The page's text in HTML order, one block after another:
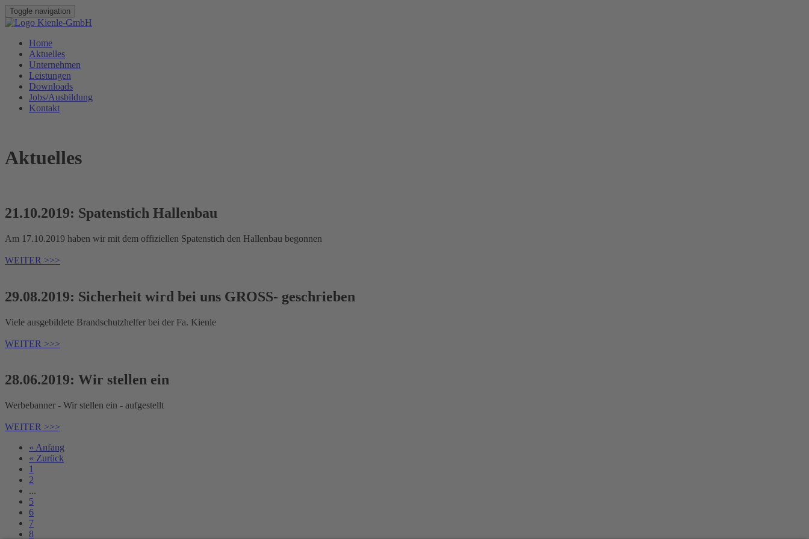
Toggle navigation
Home
Aktuelles
Unternehmen
Leistungen
Downloads
Jobs/Ausbildung
Kontakt
Aktuelles
21.10.2019: Spatenstich Hallenbau
Am 17.10.2019 haben wir mit dem offiziellen Spatenstich den Hallenbau begonnen
WEITER >>>
29.08.2019: Sicherheit wird bei uns GROSS- geschrieben
Viele ausgebildete Brandschutzhelfer bei der Fa. Kienle
WEITER >>>
28.06.2019: Wir stellen ein
Werbebanner - Wir stellen ein - aufgestellt
WEITER >>>
« Anfang
« Zurück
1
2
...
5
6
7
8